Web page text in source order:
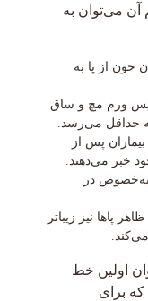
آن می‌توان به
خون از پا به
ورم مچ و ساق
حداقل می‌رسد.
پس از
خبر می‌دهند.
به‌خصوص در
پاها نیز زیباتر
اولین خط
برای